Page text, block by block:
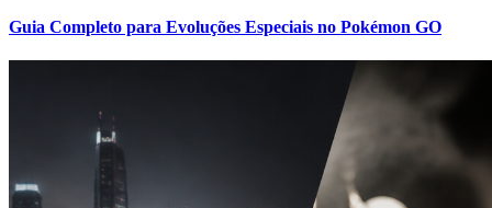
Guia Completo para Evoluções Especiais no Pokémon GO